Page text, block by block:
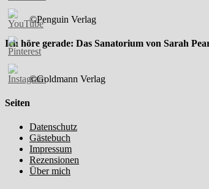
©Penguin Verlag
Ich höre gerade: Das Sanatorium von Sarah
©Goldmann Verlag
Seiten
Datenschutz
Gästebuch
Impressum
Rezensionen
Über mich